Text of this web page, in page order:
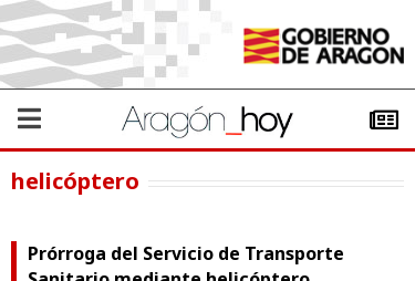
helicóptero
Prórroga del Servicio de Transporte